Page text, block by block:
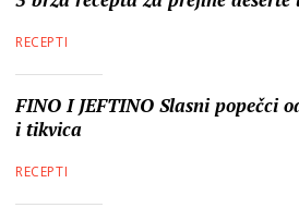
RECEPTI
FINO I JEFTINO Slasni popečci
i tikvica
RECEPTI